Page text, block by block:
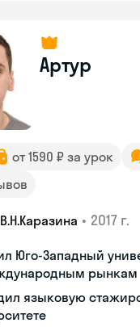
Артур
от 1590 ₽ за урок
• 2017 г.
Юго-Западный
рынкам
языковую